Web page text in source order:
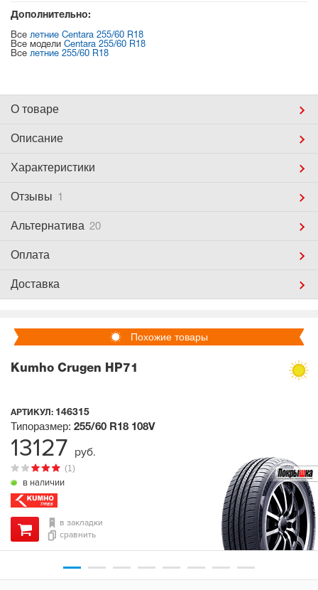
Дополнительно:
Все летние Centara 255/60 R18
Все модели Centara 255/60 R18
Все летние 255/60 R18
О товаре
Описание
Характеристики
Отзывы 1
Альтернатива 20
Оплата
Доставка
Похожие товары
Kumho Crugen HP71
АРТИКУЛ: 146315
в наличии
(1)
Типоразмер: 255/60 R18 108V
в закладки
сравнить
13127 руб.